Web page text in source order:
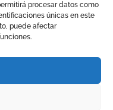
procesar datos como
únicas en este
puede afectar
reservados